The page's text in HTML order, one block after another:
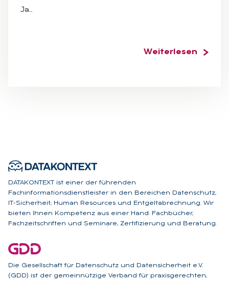
Ja…
Weiterlesen
DATAKONTEXT ist einer der führenden
Fachinformationsdienstleister in den Bereichen Datenschutz,
IT-Sicherheit, Human Resources und Entgeltabrechnung. Wir
bieten Ihnen Kompetenz aus einer Hand: Fachbücher,
Fachzeitschriften und Seminare, Zertifizierung und Beratung.
Die Gesellschaft für Datenschutz und Datensicherheit e.V.
(GDD) ist der gemeinnützige Verband für praxisgerechten,